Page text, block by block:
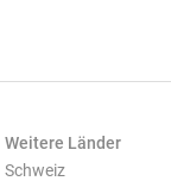
Weitere Länder
Schweiz